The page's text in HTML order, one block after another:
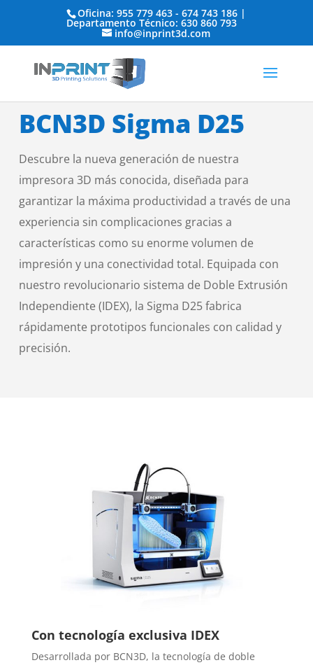
Oficina: 955 779 463 - 674 743 186 |
Departamento Técnico: 630 860 793
info@inprint3d.com
BCN3D Sigma D25
Descubre la nueva generación de nuestra
impresora 3D más conocida, diseñada para
garantizar la máxima productividad a través de una
experiencia sin complicaciones gracias a
características como su enorme volumen de
impresión y una conectividad total. Equipada con
nuestro revolucionario sistema de Doble Extrusión
Independiente (IDEX), la Sigma D25 fabrica
rápidamente prototipos funcionales con calidad y
precisión.
Con tecnología exclusiva IDEX
Desarrollada por BCN3D, la tecnología de doble